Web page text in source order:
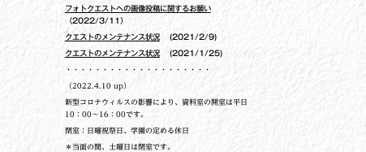
フォトクエストへの画像投稿に関するお願い
（2022/3/11）
クエストのメンテナンス状況(2021/2/9)
クエストのメンテナンス状況(2021/1/25)
・・・・・・・・・・・・・・・・・・・・
（2022.4.10 up）
新型コロナウィルスの影響により、資料室の開室は平日
10：00～16：00です。
閉室：日曜祝祭日、学園の定める休日
＊当面の間、土曜日は閉室です。